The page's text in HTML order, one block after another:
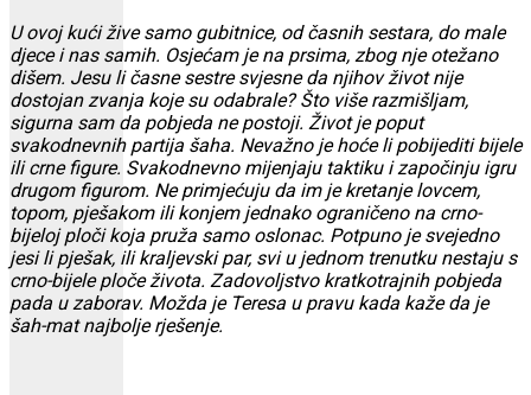
U ovoj kući žive samo gubitnice, od časnih sestara, do male
djece i nas samih. Osjećam je na prsima, zbog nje otežano
dišem. Jesu li časne sestre svjesne da njihov život nije
dostojan zvanja koje su odabrale? Što više razmišljam,
sigurna sam da pobjeda ne postoji. Život je poput
svakodnevnih partija šaha. Nevažno je hoće li pobijediti bijele
ili crne figure. Svakodnevno mijenjaju taktiku i započinju igru
drugom figurom. Ne primjećuju da im je kretanje lovcem,
topom, pješakom ili konjem jednako ograničeno na crno-
bijeloj ploči koja pruža samo oslonac. Potpuno je svejedno
jesi li pješak, ili kraljevski par, svi u jednom trenutku nestaju s
crno-bijele ploče života. Zadovoljstvo kratkotrajnih pobjeda
pada u zaborav. Možda je Teresa u pravu kada kaže da je
šah-mat najbolje rješenje.